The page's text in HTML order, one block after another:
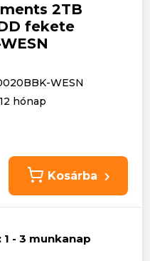
2TB
fekete
WESN
hónap
Kosárba
1 - 3 munkanap